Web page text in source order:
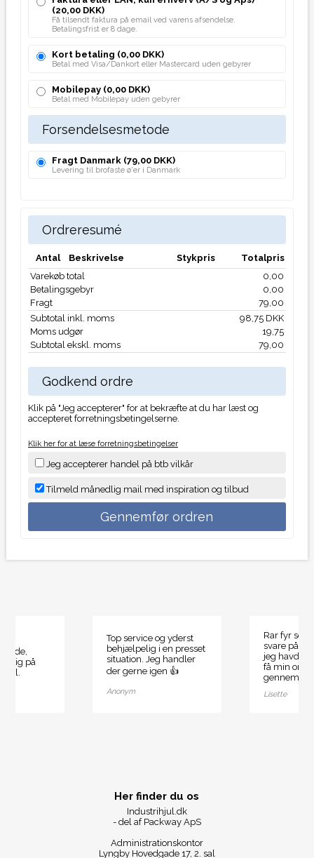
(20,00 DKK)
Få tilsendt faktura på email ved varens afsendelse.
Betalingsfrist er 8 dage.
Kort betaling (0,00 DKK)
Betal med Visa/Dankort eller Mastercard uden gebyrer
Mobilepay (0,00 DKK)
Betal med Mobilepay uden gebyrer
Forsendelsesmetode
Fragt Danmark(79,00 DKK)
Levering til brofaste ø'er i Danmark
Ordreresumé
Antal Beskrivelse Stykpris
Totalpris
Varekøb total
0,00
Betalingsgebyr
0,00
Fragt
79,00
Subtotal inkl. moms
98,75 DKK
Moms udgør
19,75
Subtotal ekskl. moms
79,00
Godkend ordre
Klik på "Jeg accepterer" for at bekræfte at du har læst og
accepteret forretningsbetingelserne.
Klik her for at læse forretningsbetingelser
Jeg accepterer handel på btb vilkår
Tilmeld månedlig mail med inspiration og tilbud
på
Top service og yderst
behjælpelig i en presset
situation. Jeg handler
der gerne igen 👍
Anonym
Rar fyr
svare på
jeg havde,
få min
Lisette
Her finder du os
Industrihjul.dk
- del af Packway ApS
Administrationskontor
Lyngby Hovedgade 17, 2. sal